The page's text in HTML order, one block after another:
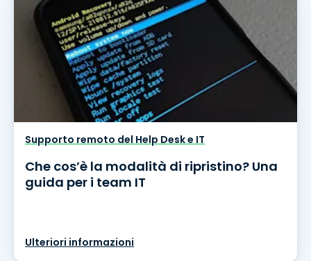
Supporto remoto del Help Desk e IT
Che cos’è la modalità di ripristino? Una
guida per i team IT
Ulteriori informazioni